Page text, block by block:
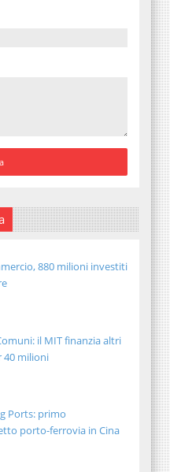
880 milioni investiti
il MIT finanzia altri
40 milioni
Ports: primo
porto-ferrovia in Cina